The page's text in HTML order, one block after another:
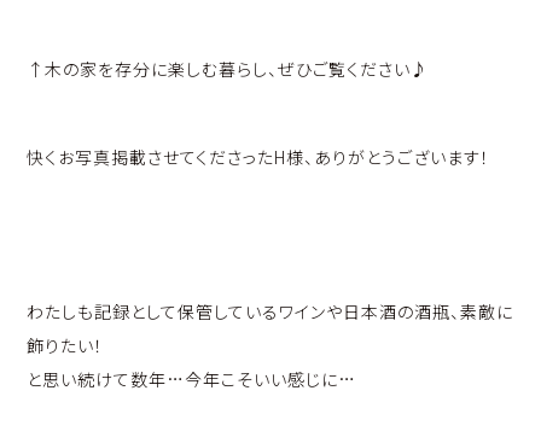
↑木の家を存分に楽しむ暮らし、ぜひご覧ください♪
快くお写真掲載させてくださったH様、ありがとうございます！
わたしも記録として保管しているワインや日本酒の酒瓶、素敵に
飾りたい！
と思い続けて数年…今年こそいい感じに…